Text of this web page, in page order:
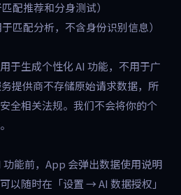
配推荐和分身测试）
匹配分析，不含身份识别信息）
于生成个性化 AI 功能，不用于广
提供商不存储原始请求数据，所
全相关法规。我们不会将你的个
功能前，App 会弹出数据使用说明
以随时在「设置 → AI 数据授权」